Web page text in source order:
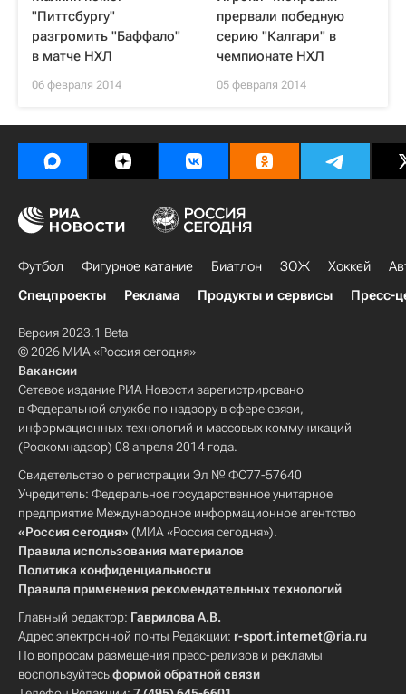
"Питтсбургу"
разгромить "Баффало"
в матче НХЛ
06 февраля 2014
прервали победную
серию "Калгари" в
чемпионате НХЛ
05 февраля 2014
Футбол Фигурное катание Биатлон ЗОЖ Хоккей
Спецпроекты
Реклама Продукты и сервисы Пресс-
Версия 2023.1 Beta
© 2026 МИА «Россия сегодня»
Вакансии
Сетевое издание РИА Новости зарегистрировано
в Федеральной службе по надзору в сфере связи,
информационных технологий и массовых коммуникаций
(Роскомнадзор) 08 апреля 2014 года.
Свидетельство о регистрации Эл № ФС77-57640
Учредитель: Федеральное государственное унитарное
предприятие Международное информационное агентство
«Россия сегодня» (МИА «Россия сегодня»).
Правила использования материалов
Политика конфиденциальности
Правила применения рекомендательных технологий
Главный редактор: Гаврилова А.В.
Адрес электронной почты Редакции: r-sport.internet@ria.ru
По вопросам размещения пресс-релизов и рекламы
воспользуйтесьформой обратной связи